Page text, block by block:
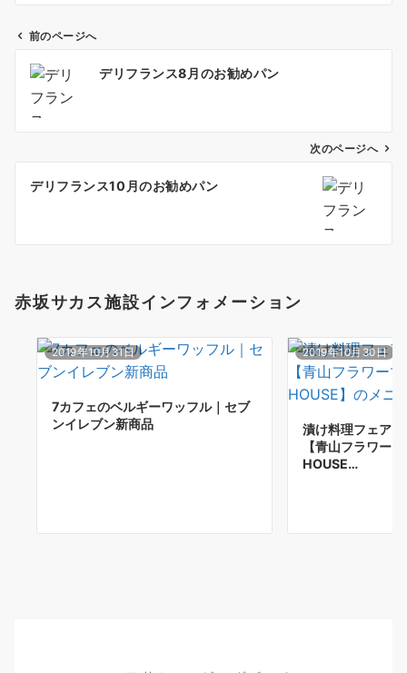
ン
前のページへ
デリフランス8月のお勧めパン
次のページへ
デリフランス10月のお勧めパン
赤坂サカス施設インフォメーション
2019年10月31日
7カフェのベルギーワッフル｜セブ
ンイレブン新商品
2019年10月30日
漬け料理フェア
【青山フラワー
HOUSE…